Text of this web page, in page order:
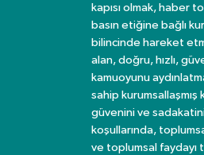
kapısı olmak, haber
basın etiğine bağlı
bilincinde hareket
alan, doğru, hızlı,
kamuoyunu
sahip kurumsallaşmış
güvenini ve
koşullarında,
ve toplumsal faydayı